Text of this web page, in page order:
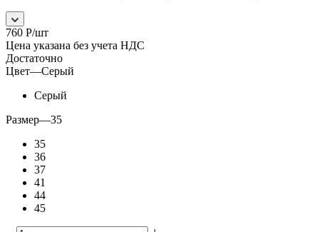
760 Р/шт
Цена указана без учета НДС
Достаточно
Цвет—Серый
Серый
Размер—35
35
36
37
41
44
45